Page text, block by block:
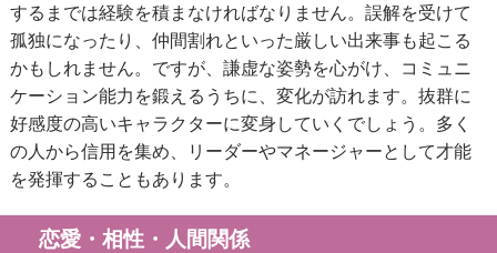
するまでは経験を積まなければなりません。誤解を受けて
孤独になったり、仲間割れといった厳しい出来事も起こる
かもしれません。ですが、謙虚な姿勢を心がけ、コミュニ
ケーション能力を鍛えるうちに、変化が訪れます。抜群に
好感度の高いキャラクターに変身していくでしょう。多く
の人から信用を集め、リーダーやマネージャーとして才能
を発揮することもあります。
恋愛・相性・人間関係